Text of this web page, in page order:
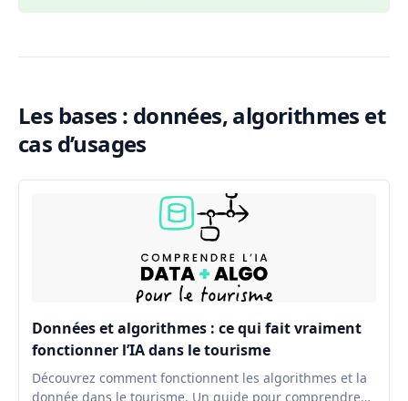
Les bases : données, algorithmes et
cas d’usages
Données et algorithmes : ce qui fait vraiment
fonctionner l’IA dans le tourisme
Découvrez comment fonctionnent les algorithmes et la
donnée dans le tourisme. Un guide pour comprendre